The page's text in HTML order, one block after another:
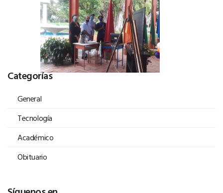
Categorías
General
Tecnología
Académico
Obituario